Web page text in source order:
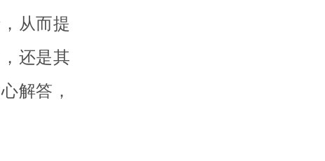
从而提
还是其
解答，